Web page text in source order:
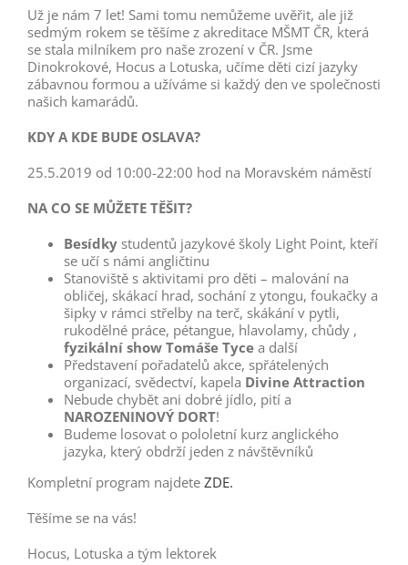
Už je nám 7 let! Sami tomu nemůžeme uvěřit, ale již
sedmým rokem se těšíme z akreditace MŠMT ČR, která
se stala milníkem pro naše zrození v ČR. Jsme
Dinokrokové, Hocus a Lotuska, učíme děti cizí jazyky
zábavnou formou a užíváme si každý den ve společnosti
našich kamarádů.
KDY A KDE BUDE OSLAVA?
25.5.2019 od 10:00-22:00 hod na Moravském náměstí
NA CO SE MŮŽETE TĚŠIT?
Besídky studentů jazykové školy Light Point, kteří
se učí s námi angličtinu
Stanoviště s aktivitami pro děti – malování na
obličej, skákací hrad, sochání z ytongu, foukačky a
šipky v rámci střelby na terč, skákání v pytli,
rukodělné práce, pétangue, hlavolamy, chůdy ,
fyzikální show Tomáše Tyce a další
Představení pořadatelů akce, spřátelených
organizací, svědectví, kapela Divine Attraction
Nebude chybět ani dobré jídlo, pití a
NAROZENINOVÝ DORT!
Budeme losovat o pololetní kurz anglického
jazyka, který obdrží jeden z návštěvníků
Kompletní program najdete ZDE.
Těšíme se na vás!
Hocus, Lotuska a tým lektorek